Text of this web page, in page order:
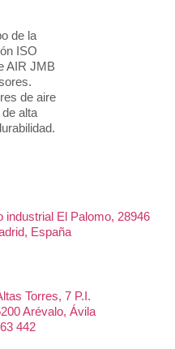
industrial El Palomo, 28946
España
Torres, 7 P.I.
Arévalo, Ávila
442